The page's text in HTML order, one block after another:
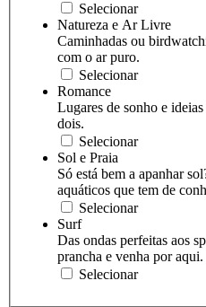
Selecionar
Natureza e Ar Livre
Caminhadas ou
com o ar puro.
Selecionar
Romance
Lugares de sonho e
dois.
Selecionar
Sol e Praia
Só está bem a apanhar
aquáticos que tem de
Selecionar
Surf
Das ondas perfeitas aos
prancha e venha por aqui.
Selecionar